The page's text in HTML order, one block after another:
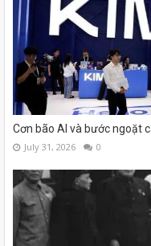
Cơn bão AI và bước ngoặt
July 31, 2026 0